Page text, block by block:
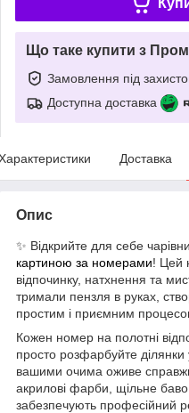
Що таке купити з
Замовлення під
Доступна доставка
Доставка
Опис
✨ Відкрийте для себе
картиною за номерами! Цей
відпочинку, натхнення та
тримали пензля в руках,
простим і приємним
Кожен номер на полотні
просто розфарбуйте ділянки
вашими очима оживе
акрилові фарби, щільне
забезпечують професійний